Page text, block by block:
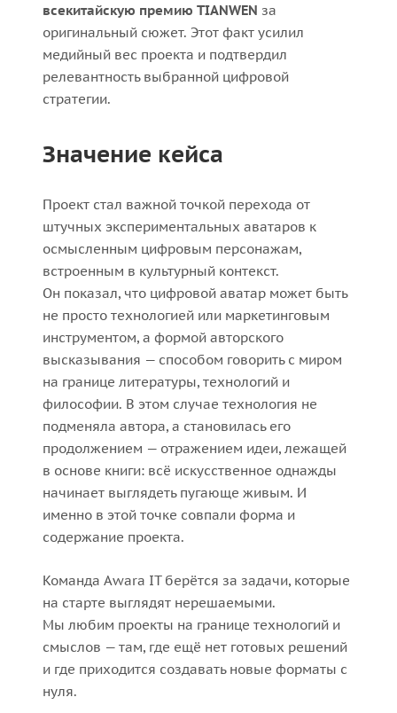
всекитайскую премию TIANWEN за
оригинальный сюжет. Этот факт усилил
медийный вес проекта и подтвердил
релевантность выбранной цифровой
стратегии.
Значение кейса
Проект стал важной точкой перехода от
штучных экспериментальных аватаров к
осмысленным цифровым персонажам,
встроенным в культурный контекст.
Он показал, что цифровой аватар может быть
не просто технологией или маркетинговым
инструментом, а формой авторского
высказывания — способом говорить с миром
на границе литературы, технологий и
философии. В этом случае технология не
подменяла автора, а становилась его
продолжением — отражением идеи, лежащей
в основе книги: всё искусственное однажды
начинает выглядеть пугающе живым. И
именно в этой точке совпали форма и
содержание проекта.
Команда Awara IT берётся за задачи, которые
на старте выглядят нерешаемыми.
Мы любим проекты на границе технологий и
смыслов — там, где ещё нет готовых решений
и где приходится создавать новые форматы с
нуля.